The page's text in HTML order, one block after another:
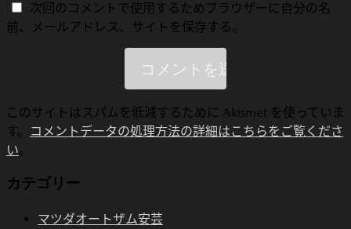
次回のコメントで使用するためブラウザーに自分の名
前、メールアドレス、サイトを保存する。
このサイトはスパムを低減するために Akismet を使っていま
す。
コメントデータの処理方法の詳細はこちらをご覧くださ
い。
カテゴリー
マツダオートザム安芸